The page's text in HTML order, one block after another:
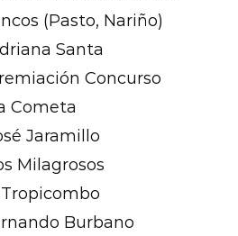
(Pasto, Nariño)
Santa
Concurso
Cometa
Jaramillo
Milagrosos
Burbano